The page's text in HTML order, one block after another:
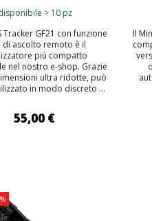
> 10 pz
Tracker GF21 con funzione
di ascolto remoto è il
più compatto
nel nostro e-shop. Grazie
ultra ridotte, può
in modo discreto ...
55,00 €
Il